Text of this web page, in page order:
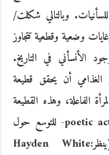
وبالتالي شكلت/
وضعية وقطعية تتجاوز
الأنسأني في التاريخ.
الغذامي أن يحقق قطيعة
الفاعلة، وهذه القطيعة
تتمثل في شعرية الفعل التاريخي المتخيل poetic act- للتوسع حول
مجمل المفاهيم المذكورة أعلاه. (ينظر:Hayden White